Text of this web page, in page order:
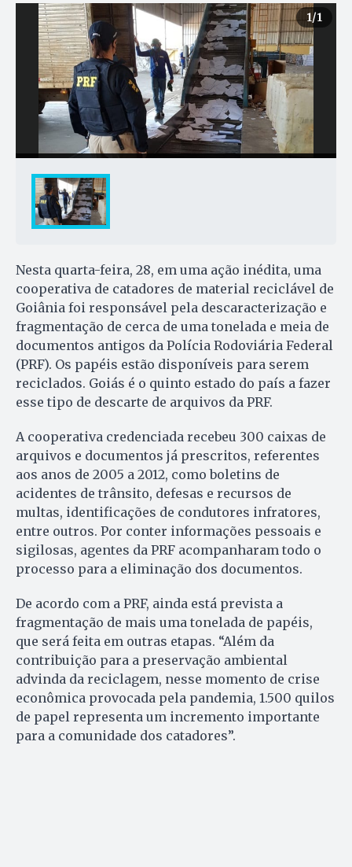
1/1
Nesta quarta-feira, 28, em uma ação inédita, uma
cooperativa de catadores de material reciclável de
Goiânia foi responsável pela descaracterização e
fragmentação de cerca de uma tonelada e meia de
documentos antigos da Polícia Rodoviária Federal
(PRF). Os papéis estão disponíveis para serem
reciclados. Goiás é o quinto estado do país a fazer
esse tipo de descarte de arquivos da PRF.
A cooperativa credenciada recebeu 300 caixas de
arquivos e documentos já prescritos, referentes
aos anos de 2005 a 2012, como boletins de
acidentes de trânsito, defesas e recursos de
multas, identificações de condutores infratores,
entre outros. Por conter informações pessoais e
sigilosas, agentes da PRF acompanharam todo o
processo para a eliminação dos documentos.
De acordo com a PRF, ainda está prevista a
fragmentação de mais uma tonelada de papéis,
que será feita em outras etapas. “Além da
contribuição para a preservação ambiental
advinda da reciclagem, nesse momento de crise
econômica provocada pela pandemia, 1.500 quilos
de papel representa um incremento importante
para a comunidade dos catadores”.